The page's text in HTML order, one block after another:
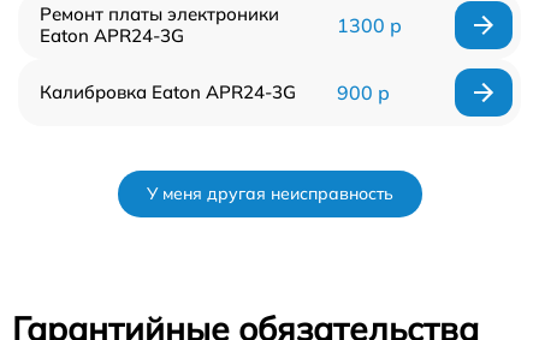
Ремонт платы электроники
Eaton APR24-3G
1300 р
Калибровка Eaton APR24-3G 900 р
У меня другая неисправность
Гарантийные обязательства